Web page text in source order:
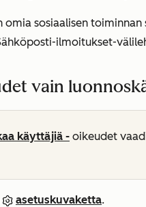
sosiaalisen toiminnan
ilmoitukset-
vain
käyttäjiä - oikeudet
asetuskuvaketta.